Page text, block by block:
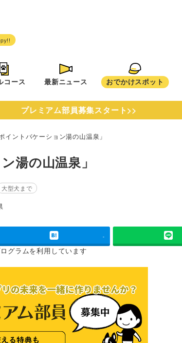
コース 最新ニュース おでかけスポット
プレミアム部員募集スタート>>
イントバケーション湯の山温泉」
湯の山温泉」
大型犬まで
-
グラムを利用しています